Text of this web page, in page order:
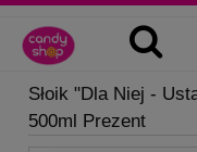
Słoik "Dla Niej -
500ml Prezent